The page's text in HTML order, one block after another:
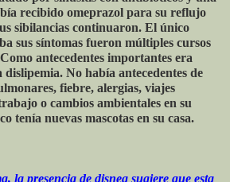
recibido omeprazol para su reflujo
sibilancias continuaron. El único
sus síntomas fueron múltiples cursos
antecedentes importantes era
No había antecedentes de
fiebre, alergias, viajes
o cambios ambientales en su
tenía nuevas mascotas en su casa.
la presencia de disnea sugiere que esta